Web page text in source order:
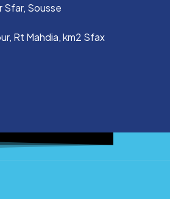
Sfar, Sousse
Rt Mahdia, km2 Sfax